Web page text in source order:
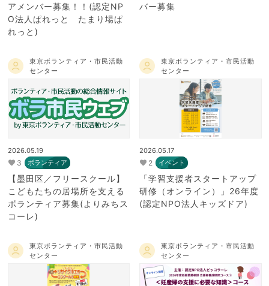
アメンバー募集！！(認定NP
O法人ぱれっと たまり場ぱ
れっと)
バー募集
東京ボランティア・市民活動
センター
2026.05.19
3 ボランティア
【墨田区／フリースクール】
こどもたちの居場所を支える
ボランティア募集(よりみちス
コーレ)
東京ボランティア・市民活動
センター
2026.05.17
2 イベント
「学習支援者スタートアップ
研修（オンライン）」26年度
(認定NPO法人キッズドア)
東京ボランティア・市民活動
センター
東京ボランティア・市民活動
センター